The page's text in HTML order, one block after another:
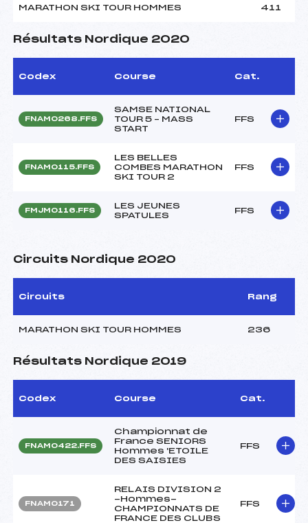
MARATHON SKI TOUR HOMMES 411
Résultats Nordique 2020
Codex Course Cat.
FNAM0268.FFS
SAMSE NATIONAL
TOUR 5 – MASS
START
FFS
FNAM0115.FFS
LES BELLES
COMBES MARATHON
SKI TOUR 2
FFS
FMJM0116.FFS
LES JEUNES
SPATULES
FFS
Circuits Nordique 2020
Circuits Rang
MARATHON SKI TOUR HOMMES 236
Résultats Nordique 2019
Codex Course Cat.
FNAM0422.FFS
Championnat de
France SENIORS
Hommes 'ETOILE
DES SAISIES
FFS
FNAM0171
RELAIS DIVISION 2
-Hommes-
CHAMPIONNATS DE
FRANCE DES CLUBS
FFS